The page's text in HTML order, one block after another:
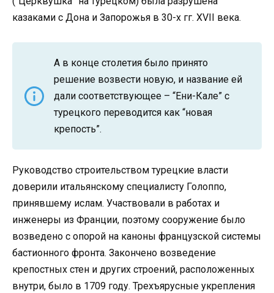
казаками с Дона и Запорожья в 30-х гг. XVII века.
А в конце столетия было принято
решение возвести новую, и название ей
дали соответствующее – “Ени-Кале” с
турецкого переводится как “новая
крепость”.
Руководство строительством турецкие власти
доверили итальянскому специалисту Голоппо,
принявшему ислам. Участвовали в работах и
инженеры из Франции, поэтому сооружение было
возведено с опорой на каноны французской системы
бастионного фронта. Закончено возведение
крепостных стен и других строений, расположенных
внутри, было в 1709 году. Трехъярусные укрепления